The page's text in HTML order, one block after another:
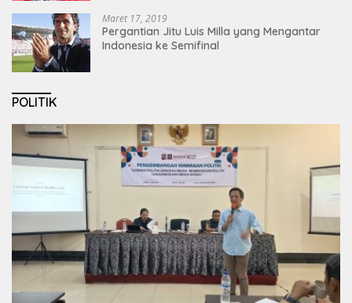
Maret 17, 2019
Pergantian Jitu Luis Milla yang Mengantar
Indonesia ke Semifinal
POLITIK